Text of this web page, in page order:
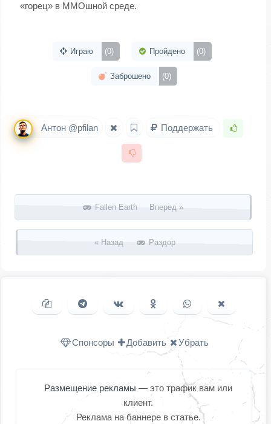
«горец» в ММОшной среде.
Играю (0) Пройдено (0)
Заброшено (0)
Антон @pfilan Поддержать
Запись навигация
Fallen Earth Вперед »
« Назад Раздор
Копировать ссылкуПоделиться в Telegram
Поделиться ВКонтакте
Поделиться в
Одноклассниках
Поделиться в
WhatsAppв X
Спонсоры Добавить Убрать
Размещение рекламы — это трафик вам или
клиент.
Реклама на баннере в статье.